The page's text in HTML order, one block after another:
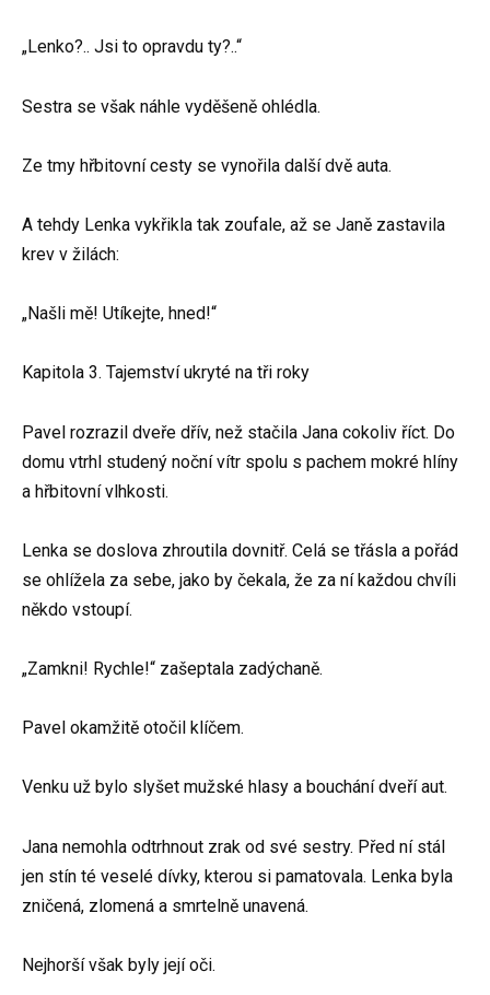
„Lenko?.. Jsi to opravdu ty?..“
Sestra se však náhle vyděšeně ohlédla.
Ze tmy hřbitovní cesty se vynořila další dvě auta.
A tehdy Lenka vykřikla tak zoufale, až se Janě zastavila
krev v žilách:
„Našli mě! Utíkejte, hned!“
Kapitola 3. Tajemství ukryté na tři roky
Pavel rozrazil dveře dřív, než stačila Jana cokoliv říct. Do
domu vtrhl studený noční vítr spolu s pachem mokré hlíny
a hřbitovní vlhkosti.
Lenka se doslova zhroutila dovnitř. Celá se třásla a pořád
se ohlížela za sebe, jako by čekala, že za ní každou chvíli
někdo vstoupí.
„Zamkni! Rychle!“ zašeptala zadýchaně.
Pavel okamžitě otočil klíčem.
Venku už bylo slyšet mužské hlasy a bouchání dveří aut.
Jana nemohla odtrhnout zrak od své sestry. Před ní stál
jen stín té veselé dívky, kterou si pamatovala. Lenka byla
zničená, zlomená a smrtelně unavená.
Nejhorší však byly její oči.